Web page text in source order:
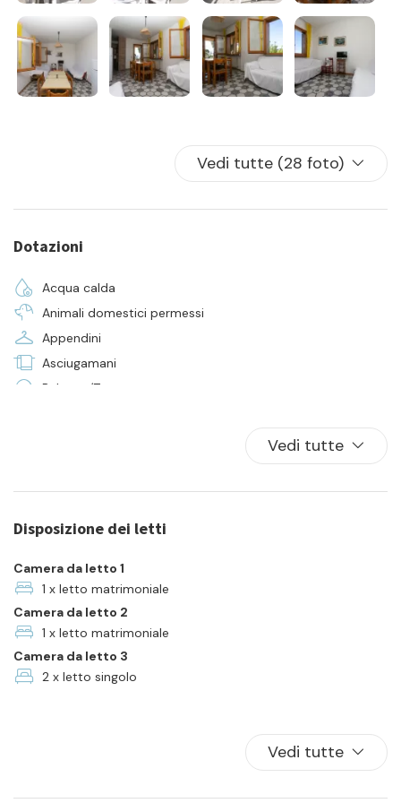
Vedi tutte (28 foto)
Dotazioni
Acqua calda
Animali domestici permessi
Appendini
Asciugamani
Balcone/Terrazza
Forno
Lavatrice
Parcheggio
Piatti e ciotole
TV
Vedi tutte
Disposizione dei letti
Camera da letto 1
1 x letto matrimoniale
Camera da letto 2
1 x letto matrimoniale
Camera da letto 3
2 x letto singolo
Vedi tutte